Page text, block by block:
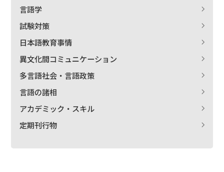
言語学
試験対策
日本語教育事情
異文化間コミュニケーション
多言語社会・言語政策
言語の諸相
アカデミック・スキル
定期刊行物